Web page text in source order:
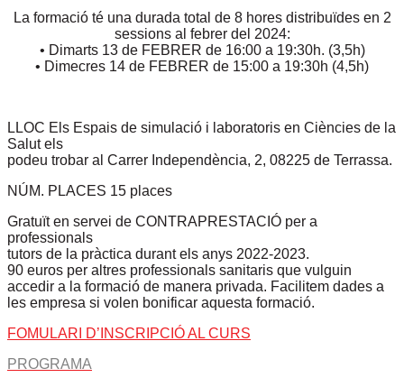
La formació té una durada total de 8 hores distribuïdes en 2
sessions al febrer del 2024:
• Dimarts 13 de FEBRER de 16:00 a 19:30h. (3,5h)
• Dimecres 14 de FEBRER de 15:00 a 19:30h (4,5h)
LLOC Els Espais de simulació i laboratoris en Ciències de la
Salut els
podeu trobar al Carrer Independència, 2, 08225 de Terrassa.
NÚM. PLACES 15 places
Gratuït en servei de CONTRAPRESTACIÓ per a
professionals
tutors de la pràctica durant els anys 2022-2023.
90 euros per altres professionals sanitaris que vulguin
accedir a la formació de manera privada. Facilitem dades a
les empresa si volen bonificar aquesta formació.
FOMULARI D’INSCRIPCIÓ AL CURS
PROGRAMA